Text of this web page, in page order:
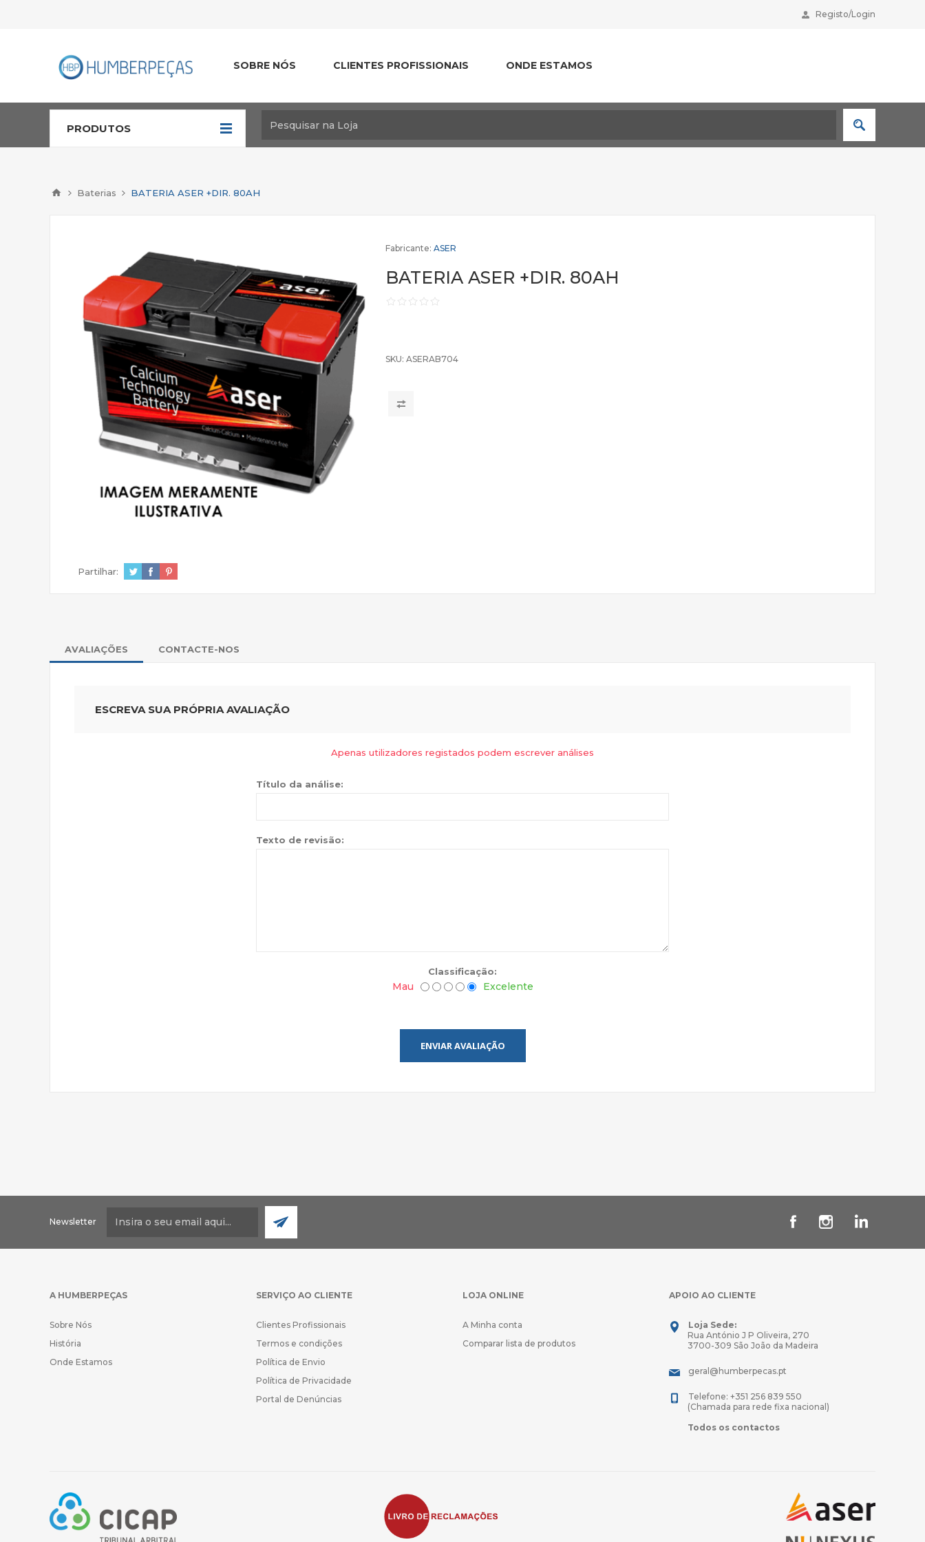
Registo/Login
SOBRE NÓS CLIENTES PROFISSIONAIS ONDE ESTAMOS
PRODUTOS
Baterias BATERIA ASER +DIR. 80AH
Fabricante: ASER
BATERIA ASER +DIR. 80AH
SKU: ASERAB704
Partilhar:
AVALIAÇÕES CONTACTE-NOS
ESCREVA SUA PRÓPRIA AVALIAÇÃO
Apenas utilizadores registados podem escrever análises
Título da análise:
Texto de revisão:
Classificação:
Mau Excelente
ENVIAR AVALIAÇÃO
Newsletter
A HUMBERPEÇAS
Sobre Nós
História
Onde Estamos
SERVIÇO AO CLIENTE
Clientes Profissionais
Termos e condições
Política de Envio
Política de Privacidade
Portal de Denúncias
LOJA ONLINE
A Minha conta
Comparar lista de produtos
APOIO AO CLIENTE
Loja Sede:
Rua António J P Oliveira, 270
3700-309 São João da Madeira
geral@humberpecas.pt
Telefone: +351 256 839 550
(Chamada para rede fixa nacional)
Todos os contactos